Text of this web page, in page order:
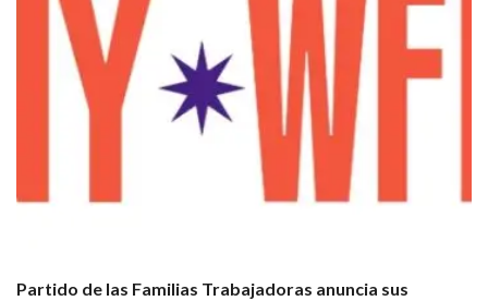
Partido de las Familias Trabajadoras anuncia sus